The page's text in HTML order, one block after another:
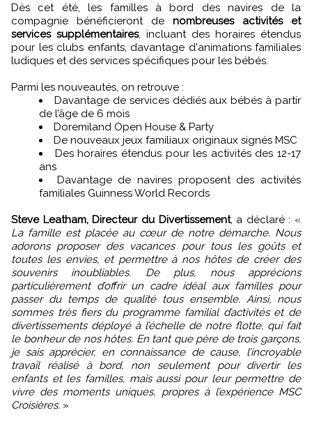
Dès cet été, les familles à bord des navires de la
compagnie bénéficieront de nombreuses activités et
services supplémentaires, incluant des horaires étendus
pour les clubs enfants, davantage d'animations familiales
ludiques et des services spécifiques pour les bébés.
Parmi les nouveautés, on retrouve :
Davantage de services dédiés aux bébés à partir
de l’âge de 6 mois
Doremiland Open House & Party
De nouveaux jeux familiaux originaux signés MSC
Des horaires étendus pour les activités des 12-17
ans
Davantage de navires proposent des activités
familiales Guinness World Records
Steve Leatham, Directeur du Divertissement, a déclaré : «
La famille est placée au cœur de notre démarche. Nous
adorons proposer des vacances pour tous les goûts et
toutes les envies, et permettre à nos hôtes de créer des
souvenirs inoubliables. De plus, nous apprécions
particulièrement d’offrir un cadre idéal aux familles pour
passer du temps de qualité tous ensemble. Ainsi, nous
sommes très fiers du programme familial d’activités et de
divertissements déployé à l’échelle de notre flotte, qui fait
le bonheur de nos hôtes. En tant que père de trois garçons,
je sais apprécier, en connaissance de cause, l’incroyable
travail réalisé à bord, non seulement pour divertir les
enfants et les familles, mais aussi pour leur permettre de
vivre des moments uniques, propres à l’expérience MSC
Croisières. »